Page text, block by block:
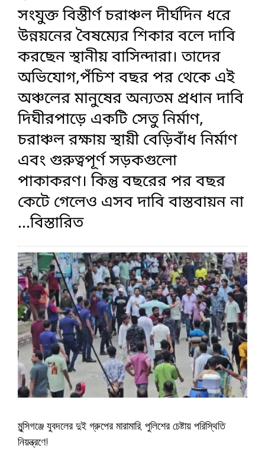
সংযুক্ত বিস্তীর্ণ চরাঞ্চল দীর্ঘদিন ধরে
উন্নয়নের বৈষম্যের শিকার বলে দাবি
করছেন স্থানীয় বাসিন্দারা। তাদের
অভিযোগ,পঁচিশ বছর পর থেকে এই
অঞ্চলের মানুষের অন্যতম প্রধান দাবি
দিঘীরপাড়ে একটি সেতু নির্মাণ,
চরাঞ্চল রক্ষায় স্থায়ী বেড়িবাঁধ নির্মাণ
এবং গুরুত্বপূর্ণ সড়কগুলো
পাকাকরণ। কিন্তু বছরের পর বছর
কেটে গেলেও এসব দাবি বাস্তবায়ন না
...বিস্তারিত
মুন্সিগঞ্জে যুবদলের দুই গ্রুপের মারামারি, পুলিশের চেষ্টায় পরিস্থিতি
নিয়ন্ত্রণে!